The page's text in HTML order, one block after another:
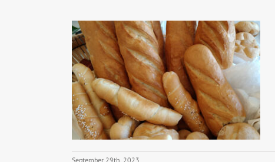
September 29th, 2023